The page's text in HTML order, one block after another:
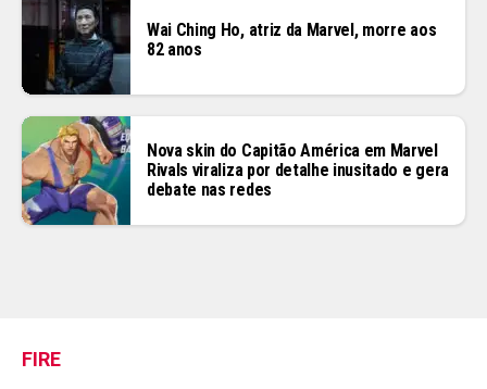
Wai Ching Ho, atriz da Marvel, morre aos
82 anos
Nova skin do Capitão América em Marvel
Rivals viraliza por detalhe inusitado e gera
debate nas redes
FIRE